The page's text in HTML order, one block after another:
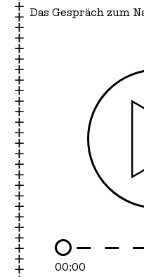
Das Gespräch zum
00:00